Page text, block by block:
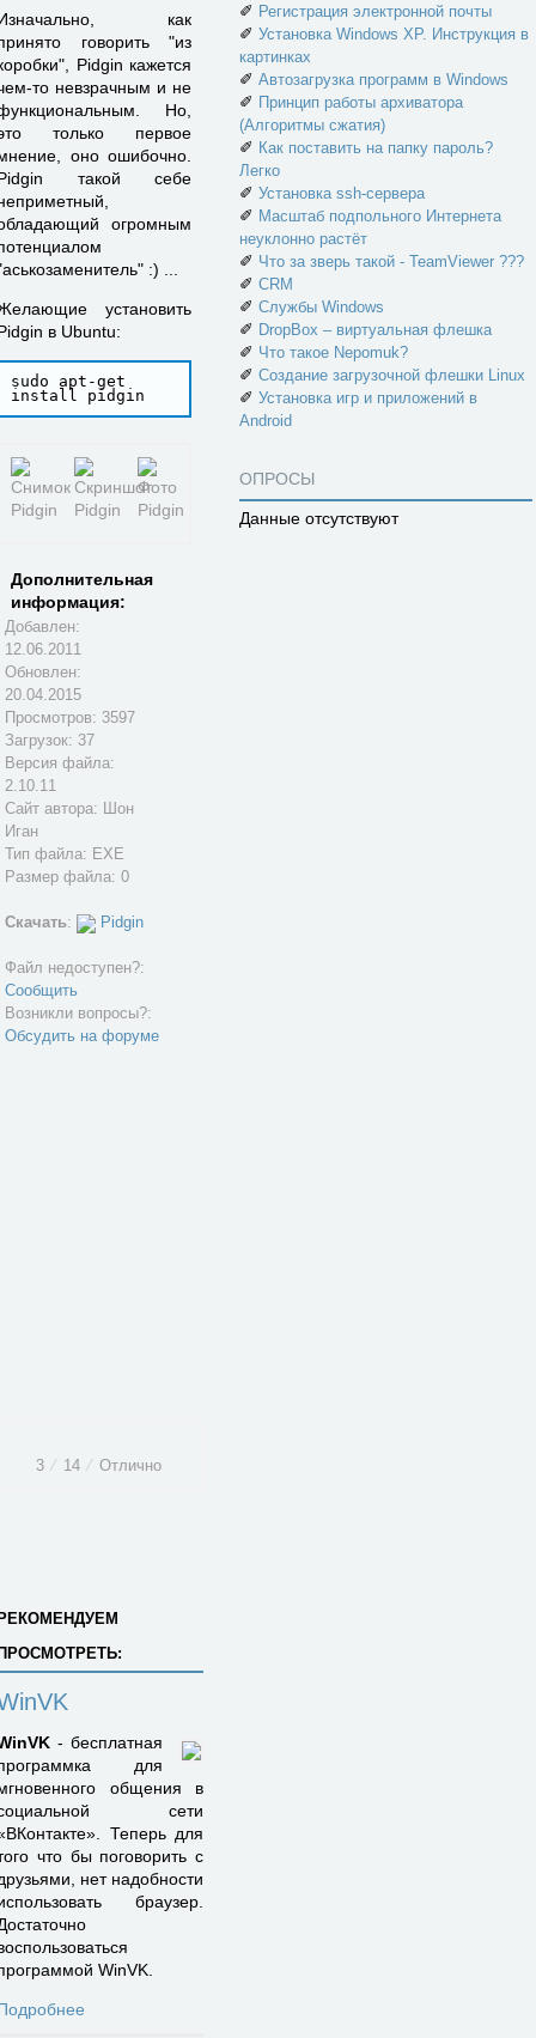
как
говорить "из
Pidgin кажется
то невзрачным и не
Но,
только первое
оно ошибочно.
такой себе
огромным
:) ...
установить
в Ubuntu:
sudo apt-get
Дополнительная
информация:
Добавлен:
12.06.2011
Обновлен:
20.04.2015
Просмотров: 3597
Загрузок: 37
Версия файла:
2.10.11
Сайт автора: Шон
Иган
Тип файла: EXE
Размер файла: 0
Скачать: Pidgin
Файл недоступен?:
Сообщить
Возникли вопросы?:
Обсудить на форуме
3 ⁄ 14 ⁄ Отлично
- бесплатная
для
общения в
сети
Теперь для
что бы поговорить с
нет надобности
браузер.
WinVK.
✐ Регистрация электронной почты
✐ Установка Windows XP. Инструкция в
картинках
✐ Автозагрузка программ в Windows
✐ Принцип работы архиватора
(Алгоритмы сжатия)
✐ Как поставить на папку пароль?
Легко
✐ Установка ssh-сервера
✐ Масштаб подпольного Интернета
неуклонно растёт
✐ Что за зверь такой - TeamViewer ???
✐ CRM
✐ Службы Windows
✐ DropBox – виртуальная флешка
✐ Что такое Nepomuk?
✐ Создание загрузочной флешки Linux
✐ Установка игр и приложений в
Android
ОПРОСЫ
Данные отсутствуют